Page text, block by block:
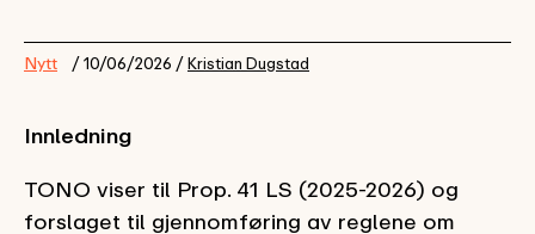
Nytt / 10/06/2026 /Kristian Dugstad
Innledning
TONO viser til Prop. 41 LS (2025-2026) og
forslaget til gjennomføring av reglene om